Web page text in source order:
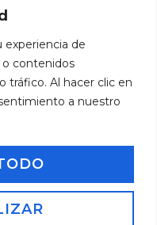
experiencia de
o contenidos
tráfico. Al hacer clic en
a nuestro
expresadas son
reflejan necesariamente
Europea. Ni la Unión
ser consideradas
Política de Cookies